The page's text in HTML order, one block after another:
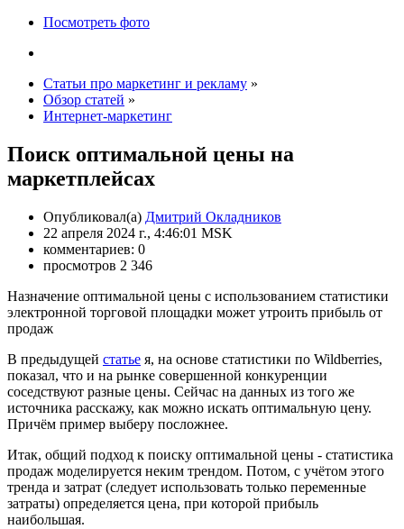
Посмотреть фото
Статьи про маркетинг и рекламу »
Обзор статей »
Интернет-маркетинг
Поиск оптимальной цены на
маркетплейсах
Опубликовал(а) Дмитрий Окладников
22 апреля 2024 г., 4:46:01 MSK
комментариев: 0
просмотров 2 346
Назначение оптимальной цены с использованием статистики
электронной торговой площадки может утроить прибыль от
продаж
В предыдущей статье я, на основе статистики по Wildberries,
показал, что и на рынке совершенной конкуренции
соседствуют разные цены. Сейчас на данных из того же
источника расскажу, как можно искать оптимальную цену.
Причём пример выберу посложнее.
Итак, общий подход к поиску оптимальной цены - статистика
продаж моделируется неким трендом. Потом, с учётом этого
тренда и затрат (следует использовать только переменные
затраты) определяется цена, при которой прибыль
наибольшая.